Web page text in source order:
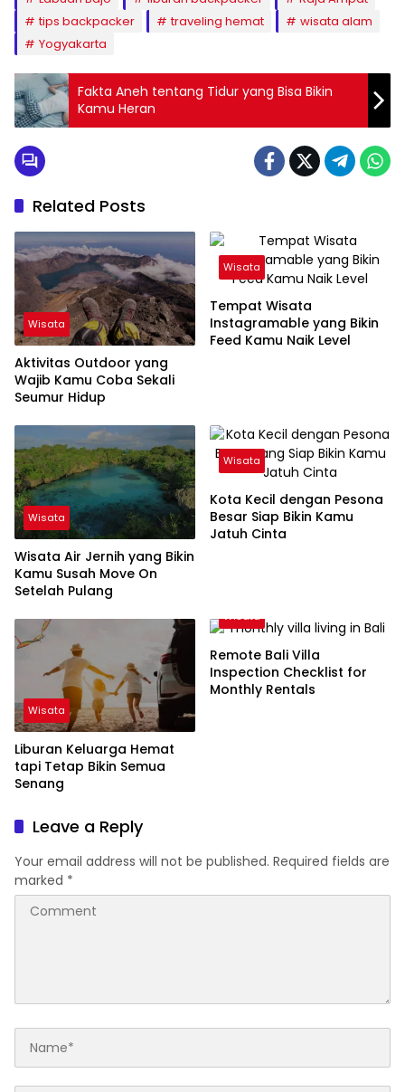
tips backpacker
traveling hemat
wisata alam
Yogyakarta
Fakta Aneh tentang Tidur yang Bisa Bikin
Kamu Heran
Related Posts
Wisata
Aktivitas Outdoor yang
Wajib Kamu Coba Sekali
Seumur Hidup
Wisata
Tempat Wisata
Instagramable yang Bikin
Feed Kamu Naik Level
Wisata
Wisata Air Jernih yang Bikin
Kamu Susah Move On
Setelah Pulang
Wisata
Kota Kecil dengan Pesona
Besar Siap Bikin Kamu
Jatuh Cinta
Wisata
Liburan Keluarga Hemat
tapi Tetap Bikin Semua
Senang
Wisata
Remote Bali Villa
Inspection Checklist for
Monthly Rentals
Leave a Reply
Your email address will not be published. Required fields are
marked *